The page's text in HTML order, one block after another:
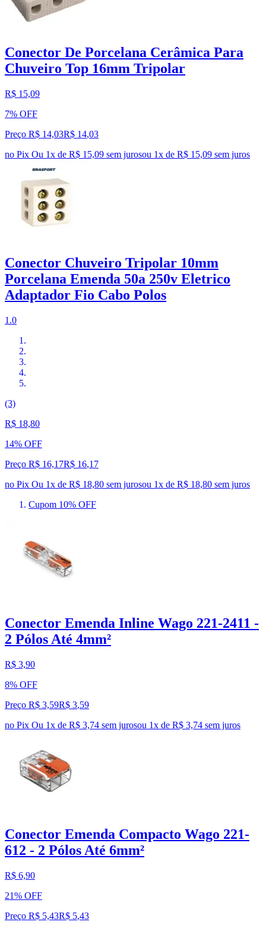
Conector De Porcelana Cerâmica Para
Chuveiro Top 16mm Tripolar
R$ 15,09
7% OFF
Preço R$ 14,03R$ 14,03
no Pix Ou 1x de R$ 15,09 sem jurosou 1x de R$ 15,09 sem juros
Conector Chuveiro Tripolar 10mm
Porcelana Emenda 50a 250v Eletrico
Adaptador Fio Cabo Polos
1.0
(3)
R$ 18,80
14% OFF
Preço R$ 16,17R$ 16,17
no Pix Ou 1x de R$ 18,80 sem jurosou 1x de R$ 18,80 sem juros
Cupom 10% OFF
Conector Emenda Inline Wago 221-2411 -
2 Pólos Até 4mm²
R$ 3,90
8% OFF
Preço R$ 3,59R$ 3,59
no Pix Ou 1x de R$ 3,74 sem jurosou 1x de R$ 3,74 sem juros
Conector Emenda Compacto Wago 221-
612 - 2 Pólos Até 6mm²
R$ 6,90
21% OFF
Preço R$ 5,43R$ 5,43